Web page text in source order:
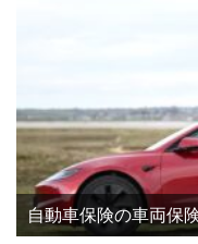
自動車保険の車両保